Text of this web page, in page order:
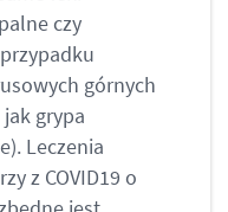
czy
górnych
grypa
Leczenia
z COVID19 o